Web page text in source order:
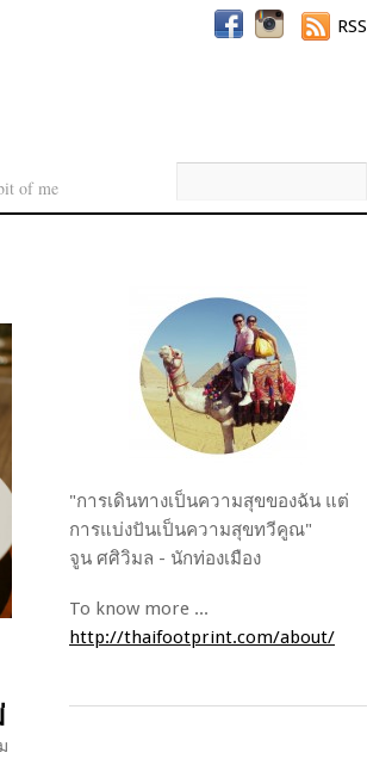
of me
RSS
"การเดินทางเป็นความสุขของฉัน แต่
การแบ่งปันเป็นความสุขทวีคูณ"
จูน ศศิวิมล - นักท่องเมือง
To know more ...
http://thaifootprint.com/about/